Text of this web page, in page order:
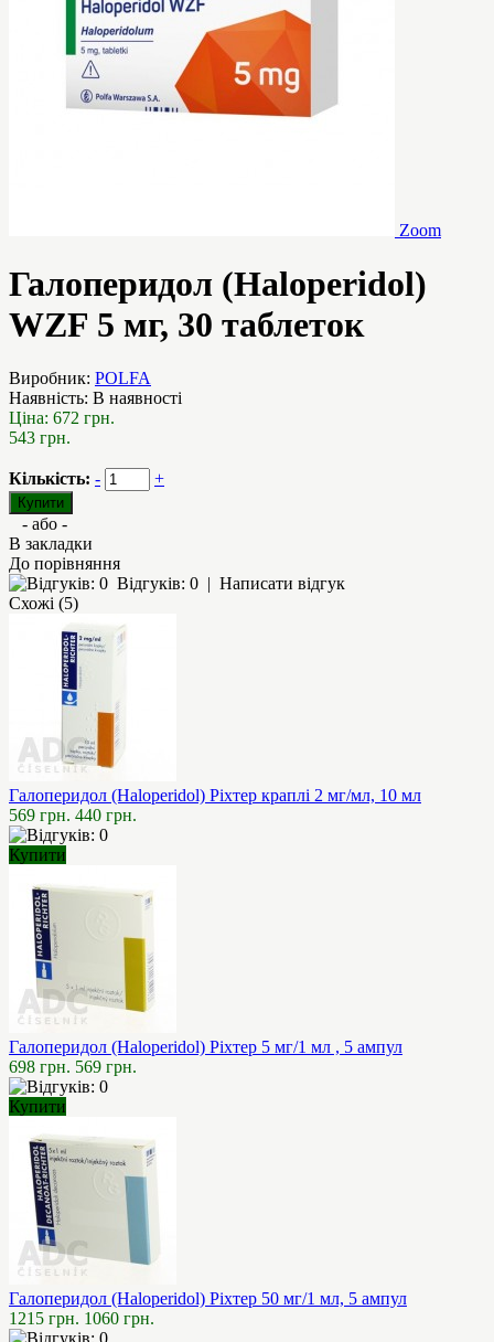
Zoom
Галоперидол (Haloperidol)
WZF 5 мг, 30 таблеток
Виробник: POLFA
Наявність: В наявності
Ціна: 672 грн.
543 грн.
Кількість: - +
- або -
В закладки
До порівняння
Відгуків: 0 | Написати відгук
Схожі (5)
Галоперидол (Haloperidol) Ріхтер краплі 2 мг/мл, 10 мл
569 грн. 440 грн.
Купити
Галоперидол (Haloperidol) Ріхтер 5 мг/1 мл , 5 ампул
698 грн. 569 грн.
Купити
Галоперидол (Haloperidol) Ріхтер 50 мг/1 мл, 5 ампул
1215 грн. 1060 грн.